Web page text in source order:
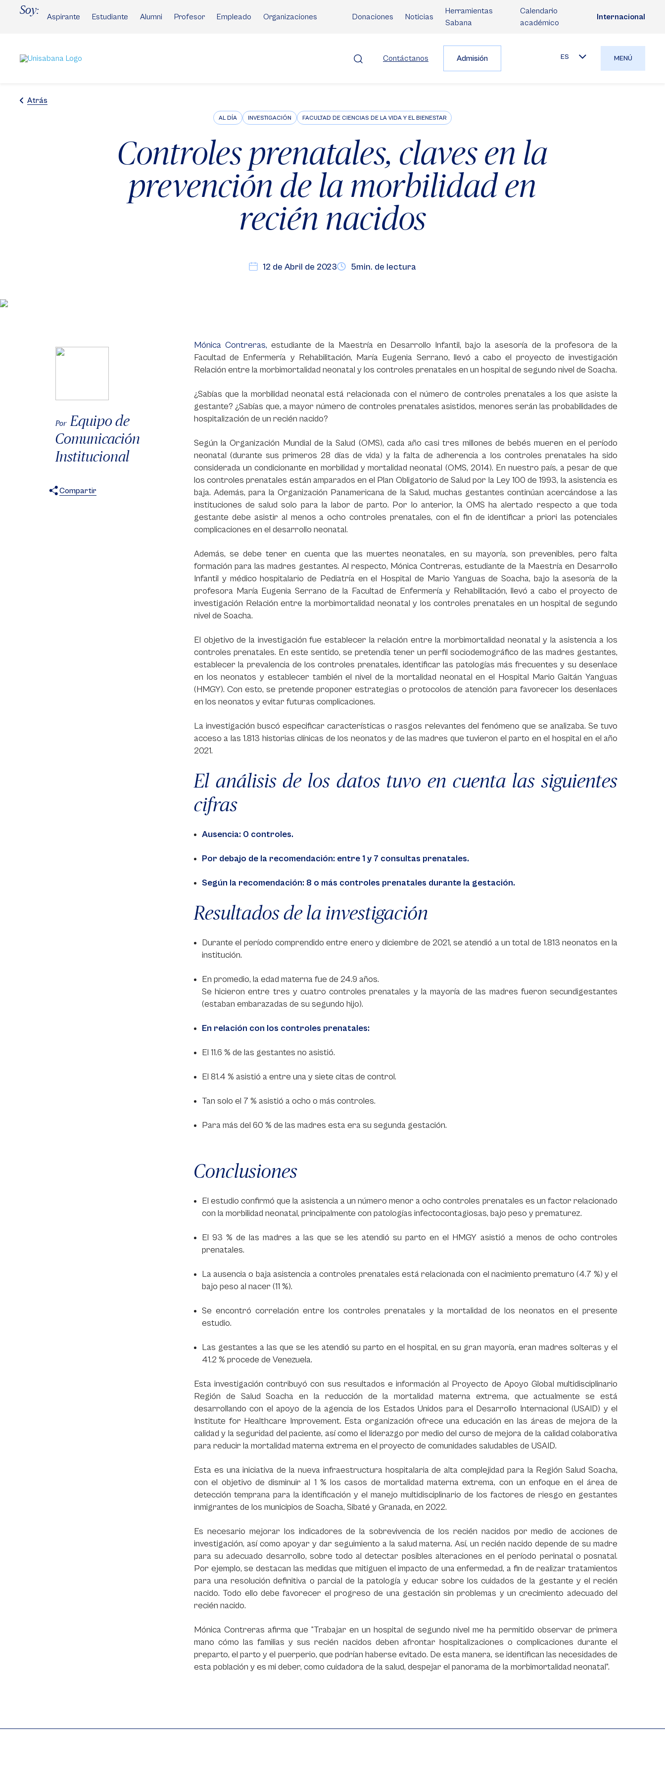
Soy:
Aspirante Estudiante Alumni Profesor Empleado Organizaciones Donaciones Noticias
Herramientas
Sabana
Calendario
académico
Internacional
Contáctanos Admisión ES MENÚ
Atrás
AL DÍA INVESTIGACIÓN FACULTAD DE CIENCIAS DE LA VIDA Y EL BIENESTAR
Controles prenatales, claves en la
prevención de la morbilidad en
recién nacidos
12 de Abril de 2023 5min. de lectura
Por Equipo de
Comunicación
Institucional
Compartir
Mónica Contreras, estudiante de la Maestría en Desarrollo Infantil, bajo la asesoría de la profesora de la
Facultad de Enfermería y Rehabilitación, María Eugenia Serrano, llevó a cabo el proyecto de investigación
Relación entre la morbimortalidad neonatal y los controles prenatales en un hospital de segundo nivel de Soacha.
¿Sabías que la morbilidad neonatal está relacionada con el número de controles prenatales a los que asiste la
gestante? ¿Sabías que, a mayor número de controles prenatales asistidos, menores serán las probabilidades de
hospitalización de un recién nacido?
Según la Organización Mundial de la Salud (OMS), cada año casi tres millones de bebés mueren en el período
neonatal (durante sus primeros 28 días de vida) y la falta de adherencia a los controles prenatales ha sido
considerada un condicionante en morbilidad y mortalidad neonatal (OMS, 2014). En nuestro país, a pesar de que
los controles prenatales están amparados en el Plan Obligatorio de Salud por la Ley 100 de 1993, la asistencia es
baja. Además, para la Organización Panamericana de la Salud, muchas gestantes continúan acercándose a las
instituciones de salud solo para la labor de parto. Por lo anterior, la OMS ha alertado respecto a que toda
gestante debe asistir al menos a ocho controles prenatales, con el fin de identificar a priori las potenciales
complicaciones en el desarrollo neonatal.
Además, se debe tener en cuenta que las muertes neonatales, en su mayoría, son prevenibles, pero falta
formación para las madres gestantes. Al respecto, Mónica Contreras, estudiante de la Maestría en Desarrollo
Infantil y médico hospitalario de Pediatría en el Hospital de Mario Yanguas de Soacha, bajo la asesoría de la
profesora María Eugenia Serrano de la Facultad de Enfermería y Rehabilitación, llevó a cabo el proyecto de
investigación Relación entre la morbimortalidad neonatal y los controles prenatales en un hospital de segundo
nivel de Soacha.
El objetivo de la investigación fue establecer la relación entre la morbimortalidad neonatal y la asistencia a los
controles prenatales. En este sentido, se pretendía tener un perfil sociodemográfico de las madres gestantes,
establecer la prevalencia de los controles prenatales, identificar las patologías más frecuentes y su desenlace
en los neonatos y establecer también el nivel de la mortalidad neonatal en el Hospital Mario Gaitán Yanguas
(HMGY). Con esto, se pretende proponer estrategias o protocolos de atención para favorecer los desenlaces
en los neonatos y evitar futuras complicaciones.
La investigación buscó especificar características o rasgos relevantes del fenómeno que se analizaba. Se tuvo
acceso a las 1.813 historias clínicas de los neonatos y de las madres que tuvieron el parto en el hospital en el año
2021.
El análisis de los datos tuvo en cuenta las siguientes
cifras
Ausencia: 0 controles.
Por debajo de la recomendación: entre 1 y 7 consultas prenatales.
Según la recomendación: 8 o más controles prenatales durante la gestación.
Resultados de la investigación
Durante el período comprendido entre enero y diciembre de 2021, se atendió a un total de 1.813 neonatos en la
institución.
En promedio, la edad materna fue de 24.9 años.
Se hicieron entre tres y cuatro controles prenatales y la mayoría de las madres fueron secundigestantes
(estaban embarazadas de su segundo hijo).
En relación con los controles prenatales:
El 11.6 % de las gestantes no asistió.
El 81.4 % asistió a entre una y siete citas de control.
Tan solo el 7 % asistió a ocho o más controles.
Para más del 60 % de las madres esta era su segunda gestación.
Conclusiones
El estudio confirmó que la asistencia a un número menor a ocho controles prenatales es un factor relacionado
con la morbilidad neonatal, principalmente con patologías infectocontagiosas, bajo peso y prematurez.
El 93 % de las madres a las que se les atendió su parto en el HMGY asistió a menos de ocho controles
prenatales.
La ausencia o baja asistencia a controles prenatales está relacionada con el nacimiento prematuro (4.7 %) y el
bajo peso al nacer (11 %).
Se encontró correlación entre los controles prenatales y la mortalidad de los neonatos en el presente
estudio.
Las gestantes a las que se les atendió su parto en el hospital, en su gran mayoría, eran madres solteras y el
41.2 % procede de Venezuela.
Esta investigación contribuyó con sus resultados e información al Proyecto de Apoyo Global multidisciplinario
Región de Salud Soacha en la reducción de la mortalidad materna extrema, que actualmente se está
desarrollando con el apoyo de la agencia de los Estados Unidos para el Desarrollo Internacional (USAID) y el
Institute for Healthcare Improvement. Esta organización ofrece una educación en las áreas de mejora de la
calidad y la seguridad del paciente, así como el liderazgo por medio del curso de mejora de la calidad colaborativa
para reducir la mortalidad materna extrema en el proyecto de comunidades saludables de USAID.
Esta es una iniciativa de la nueva infraestructura hospitalaria de alta complejidad para la Región Salud Soacha,
con el objetivo de disminuir al 1 % los casos de mortalidad materna extrema, con un enfoque en el área de
detección temprana para la identificación y el manejo multidisciplinario de los factores de riesgo en gestantes
inmigrantes de los municipios de Soacha, Sibaté y Granada, en 2022.
Es necesario mejorar los indicadores de la sobrevivencia de los recién nacidos por medio de acciones de
investigación, así como apoyar y dar seguimiento a la salud materna. Así, un recién nacido depende de su madre
para su adecuado desarrollo, sobre todo al detectar posibles alteraciones en el período perinatal o posnatal.
Por ejemplo, se destacan las medidas que mitiguen el impacto de una enfermedad, a fin de realizar tratamientos
para una resolución definitiva o parcial de la patología y educar sobre los cuidados de la gestante y el recién
nacido. Todo ello debe favorecer el progreso de una gestación sin problemas y un crecimiento adecuado del
recién nacido.
Mónica Contreras afirma que “Trabajar en un hospital de segundo nivel me ha permitido observar de primera
mano cómo las familias y sus recién nacidos deben afrontar hospitalizaciones o complicaciones durante el
preparto, el parto y el puerperio, que podrían haberse evitado. De esta manera, se identifican las necesidades de
esta población y es mi deber, como cuidadora de la salud, despejar el panorama de la morbimortalidad neonatal”.